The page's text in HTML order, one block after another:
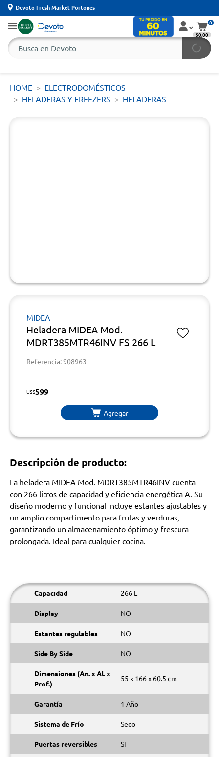
Devoto Fresh Market Portones
0
$0,00
HOME
ELECTRODOMÉSTICOS
HELADERAS Y FREEZERS
HELADERAS
MIDEA
Heladera MIDEA Mod.
MDRT385MTR46INV FS 266 L
Referencia: 908963
U$S599
Agregar
Descripción de producto:
La heladera MIDEA Mod. MDRT385MTR46INV cuenta
con 266 litros de capacidad y eficiencia energética A. Su
diseño moderno y funcional incluye estantes ajustables y
un amplio compartimento para frutas y verduras,
garantizando un almacenamiento óptimo y frescura
prolongada. Ideal para cualquier cocina.
Capacidad 266 L
Display NO
Estantes regulables NO
Side By Side NO
Dimensiones (An. x Al. x
Prof.)
55 x 166 x 60.5 cm
Garantía 1 Año
Sistema de Frío Seco
Puertas reversibles Si